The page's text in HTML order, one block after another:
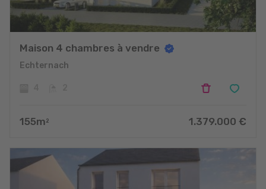
Maison 4 chambres à vendre
Echternach
155m 2 1.379.000 €